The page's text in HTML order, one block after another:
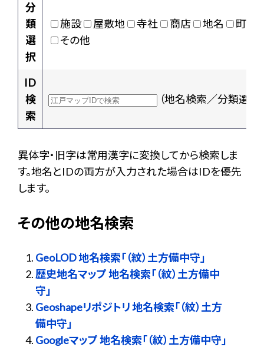
分
類
選
択
施設 屋敷地 寺社 商店 地名
町村
その他
ID
検
索
（地名検索／分類選択
異体字・旧字は常用漢字に変換してから検索しま
す。地名とIDの両方が入力された場合はIDを優先
します。
その他の地名検索
GeoLOD 地名検索「（紋）土方備中守」
歴史地名マップ 地名検索「（紋）土方備中
守」
Geoshapeリポジトリ 地名検索「（紋）土方
備中守」
Googleマップ 地名検索「（紋）土方備中守」